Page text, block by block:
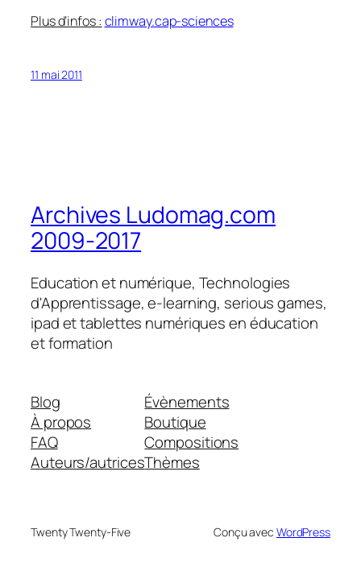
Plus d’infos : climway.cap-sciences
11 mai 2011
Archives Ludomag.com
2009-2017
Education et numérique, Technologies
d'Apprentissage, e-learning, serious games,
ipad et tablettes numériques en éducation
et formation
Blog
À propos
FAQ
Auteurs/autrices
Évènements
Boutique
Compositions
Thèmes
Twenty Twenty-Five Conçu avec WordPress